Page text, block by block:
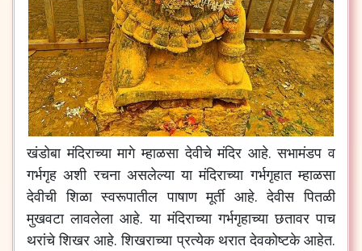
खंडोबा मंदिराच्या मागे म्हाळसा देवीचे मंदिर आहे. सभामंडप व
गर्भगृह अशी रचना असलेल्या या मंदिराच्या गर्भगृहात म्हाळसा
देवीची शिळा स्वरूपातील पाषाण मूर्ती आहे. देवीस पितळी
मुखवटा लावलेला आहे. या मंदिराच्या गर्भगृहाच्या छतावर पाच
थरांचे शिखर आहे. शिखराच्या प्रत्येक थरात देवकोष्टके आहेत.